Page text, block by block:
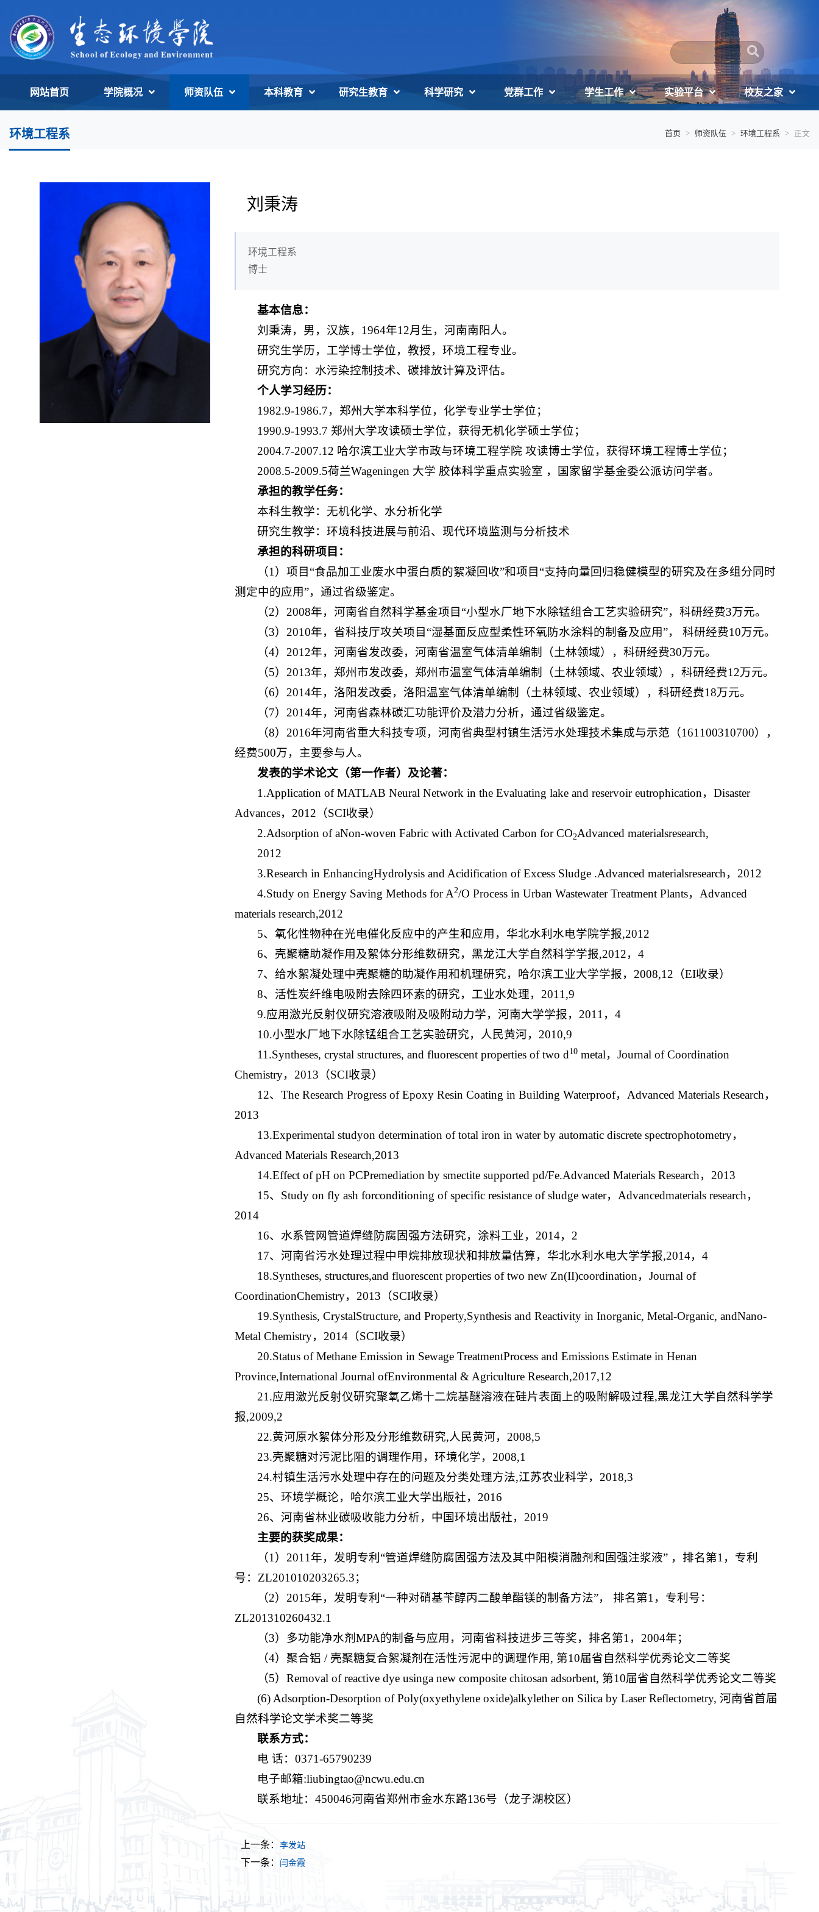
网站首页 学院概况 师资队伍 本科教育 研究生教育 科学研究 党群工作 学生工作 实验平台 校友之家
环境工程系 首页 师资队伍 环境工程系 正文
刘秉涛
环境工程系
博士
基本信息：
刘秉涛，男，汉族，1964年12月生，河南南阳人。
研究生学历，工学博士学位，教授，环境工程专业。
研究方向：水污染控制技术、碳排放计算及评估。
个人学习经历：
1982.9-1986.7，郑州大学本科学位，化学专业学士学位；
1990.9-1993.7 郑州大学攻读硕士学位，获得无机化学硕士学位；
2004.7-2007.12 哈尔滨工业大学市政与环境工程学院 攻读博士学位，获得环境工程博士学位；
2008.5-2009.5荷兰Wageningen 大学 胶体科学重点实验室 ，国家留学基金委公派访问学者。
承担的教学任务：
本科生教学：无机化学、水分析化学
研究生教学：环境科技进展与前沿、现代环境监测与分析技术
承担的科研项目：
（1）项目“食品加工业废水中蛋白质的絮凝回收”和项目“支持向量回归稳健模型的研究及在多组分同时
测定中的应用”，通过省级鉴定。
（2）2008年，河南省自然科学基金项目“小型水厂地下水除锰组合工艺实验研究”，科研经费3万元。
（3）2010年，省科技厅攻关项目“湿基面反应型柔性环氧防水涂料的制备及应用”， 科研经费10万元。
（4）2012年，河南省发改委，河南省温室气体清单编制（土林领域），科研经费30万元。
（5）2013年，郑州市发改委，郑州市温室气体清单编制（土林领域、农业领域），科研经费12万元。
（6）2014年，洛阳发改委，洛阳温室气体清单编制（土林领域、农业领域），科研经费18万元。
（7）2014年，河南省森林碳汇功能评价及潜力分析，通过省级鉴定。
（8）2016年河南省重大科技专项，河南省典型村镇生活污水处理技术集成与示范（161100310700），
经费500万，主要参与人。
发表的学术论文（第一作者）及论著：
1.Application of MATLAB Neural Network in the Evaluating lake and reservoir eutrophication，Disaster
Advances，2012（SCI收录）
2.Adsorption of aNon-woven Fabric with Activated Carbon for CO2Advanced materialsresearch,
2012
3.Research in EnhancingHydrolysis and Acidification of Excess Sludge .Advanced materialsresearch，2012
4.Study on Energy Saving Methods for A2/O Process in Urban Wastewater Treatment Plants，Advanced
materials research,2012
5、氧化性物种在光电催化反应中的产生和应用，华北水利水电学院学报,2012
6、壳聚糖助凝作用及絮体分形维数研究，黑龙江大学自然科学学报,2012，4
7、给水絮凝处理中壳聚糖的助凝作用和机理研究，哈尔滨工业大学学报，2008,12（EI收录）
8、活性炭纤维电吸附去除四环素的研究，工业水处理，2011,9
9.应用激光反射仪研究溶液吸附及吸附动力学，河南大学学报，2011，4
10.小型水厂地下水除锰组合工艺实验研究，人民黄河，2010,9
11.Syntheses, crystal structures, and fluorescent properties of two d10 metal，Journal of Coordination
Chemistry，2013（SCI收录）
12、The Research Progress of Epoxy Resin Coating in Building Waterproof，Advanced Materials Research，
2013
13.Experimental studyon determination of total iron in water by automatic discrete spectrophotometry，
Advanced Materials Research,2013
14.Effect of pH on PCPremediation by smectite supported pd/Fe.Advanced Materials Research，2013
15、Study on fly ash forconditioning of specific resistance of sludge water，Advancedmaterials research，
2014
16、水系管网管道焊缝防腐固强方法研究，涂料工业，2014，2
17、河南省污水处理过程中甲烷排放现状和排放量估算，华北水利水电大学学报,2014，4
18.Syntheses, structures,and fluorescent properties of two new Zn(II)coordination，Journal of
CoordinationChemistry，2013（SCI收录）
19.Synthesis, CrystalStructure, and Property,Synthesis and Reactivity in Inorganic, Metal-Organic, andNano-
Metal Chemistry，2014（SCI收录）
20.Status of Methane Emission in Sewage TreatmentProcess and Emissions Estimate in Henan
Province,International Journal ofEnvironmental & Agriculture Research,2017,12
21.应用激光反射仪研究聚氧乙烯十二烷基醚溶液在硅片表面上的吸附解吸过程,黑龙江大学自然科学学
报,2009,2
22.黄河原水絮体分形及分形维数研究,人民黄河，2008,5
23.壳聚糖对污泥比阻的调理作用，环境化学，2008,1
24.村镇生活污水处理中存在的问题及分类处理方法,江苏农业科学，2018,3
25、环境学概论，哈尔滨工业大学出版社，2016
26、河南省林业碳吸收能力分析，中国环境出版社，2019
主要的获奖成果：
（1）2011年，发明专利“管道焊缝防腐固强方法及其中阳模消融剂和固强注浆液” ，排名第1，专利
号：ZL201010203265.3；
（2）2015年，发明专利“一种对硝基苄醇丙二酸单酯镁的制备方法”， 排名第1，专利号：
ZL201310260432.1
（3）多功能净水剂MPA的制备与应用，河南省科技进步三等奖，排名第1，2004年；
（4）聚合铝 / 壳聚糖复合絮凝剂在活性污泥中的调理作用, 第10届省自然科学优秀论文二等奖
（5）Removal of reactive dye usinga new composite chitosan adsorbent, 第10届省自然科学优秀论文二等奖
(6) Adsorption-Desorption of Poly(oxyethylene oxide)alkylether on Silica by Laser Reflectometry, 河南省首届
自然科学论文学术奖二等奖
联系方式：
电 话：0371-65790239
电子邮箱:liubingtao@ncwu.edu.cn
联系地址：450046河南省郑州市金水东路136号（龙子湖校区）
上一条： 李发站
下一条： 闫金霞